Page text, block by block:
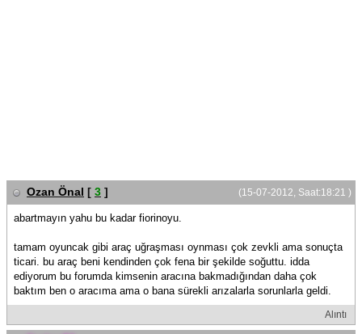
(15-07-2012, Saat:18:21 )
Ozan Önal [ 3 ]
abartmayın yahu bu kadar fiorinoyu.
tamam oyuncak gibi araç uğraşması oynması çok zevkli ama sonuçta
ticari. bu araç beni kendinden çok fena bir şekilde soğuttu. idda
ediyorum bu forumda kimsenin aracına bakmadığından daha çok
baktım ben o aracıma ama o bana sürekli arızalarla sorunlarla geldi.
Alıntı